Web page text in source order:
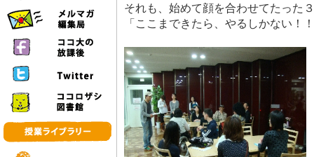
それも、始めて顔を合わせてたった
「ここまできたら、やるしかない